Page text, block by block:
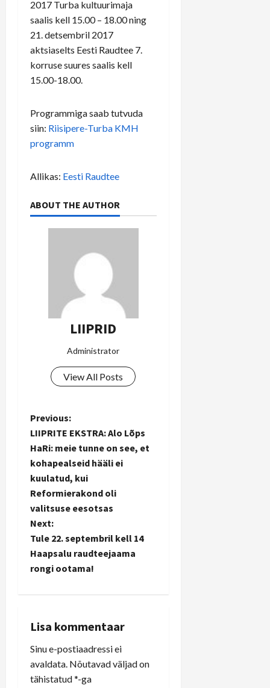
2017 Turba kultuurimaja
saalis kell 15.00 – 18.00 ning
21. detsembril 2017
aktsiaselts Eesti Raudtee 7.
korruse suures saalis kell
15.00-18.00.
Programmiga saab tutvuda
siin: Riisipere-Turba KMH
programm
Allikas: Eesti Raudtee
ABOUT THE AUTHOR
LIIPRID
Administrator
View All Posts
P
o
s
t
n
a
v
g
a
t
Previous:
LIIPRITE EKSTRA: Alo Lõps
HaRi: meie tunne on see, et
kohapealseid hääli ei
kuulatud, kui
Reformierakond oli
valitsuse eesotsas
Next:
Tule 22. septembril kell 14
Haapsalu raudteejaama
rongi ootama!
Lisa kommentaar
Sinu e-postiaadressi ei
avaldata. Nõutavad väljad on
tähistatud*-ga